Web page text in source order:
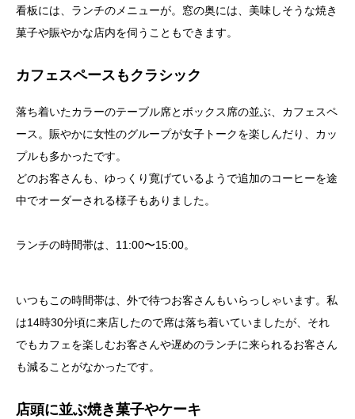
看板には、ランチのメニューが。窓の奥には、美味しそうな焼き
菓子や賑やかな店内を伺うこともできます。
カフェスペースもクラシック
落ち着いたカラーのテーブル席とボックス席の並ぶ、カフェスペ
ース。賑やかに女性のグループが女子トークを楽しんだり、カッ
プルも多かったです。
どのお客さんも、ゆっくり寛げているようで追加のコーヒーを途
中でオーダーされる様子もありました。
ランチの時間帯は、11:00〜15:00。
いつもこの時間帯は、外で待つお客さんもいらっしゃいます。私
は14時30分頃に来店したので席は落ち着いていましたが、それ
でもカフェを楽しむお客さんや遅めのランチに来られるお客さん
も減ることがなかったです。
店頭に並ぶ焼き菓子やケーキ